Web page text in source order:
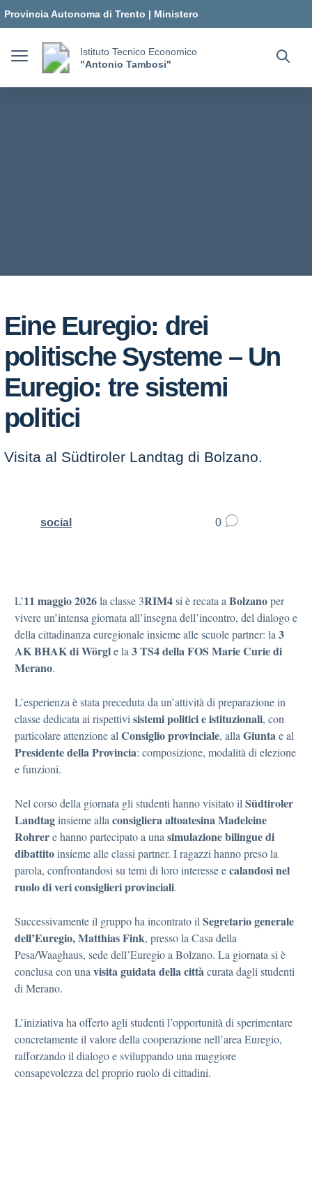
Provincia Autonoma di Trento | Ministero
dell'Istruzione e del Merito
Istituto Tecnico Economico
"Antonio Tambosi"
Eine Euregio: drei
politische Systeme – Un
Euregio: tre sistemi
politici
Visita al Südtiroler Landtag di Bolzano.
social 0
L’11 maggio 2026la classe 3RIM4si è recata a Bolzanoper
vivere un’intensa giornata all’insegna dell’incontro, del dialogo e
della cittadinanza euregionale insieme alle scuole partner: la 3
AK BHAK di Wörgle la 3 TS4 della FOS Marie Curie di
Merano.
L’esperienza è stata preceduta da un’attività di preparazione in
classe dedicata ai rispettivi sistemi politici e istituzionali, con
particolare attenzione al Consiglio provinciale, alla Giuntae al
Presidente della Provincia: composizione, modalità di elezione
e funzioni.
Nel corso della giornata gli studenti hanno visitato il Südtiroler
Landtaginsieme alla consigliera altoatesina Madeleine
Rohrere hanno partecipato a una simulazione bilingue di
dibattitoinsieme alle classi partner. I ragazzi hanno preso la
parola, confrontandosi su temi di loro interesse ecalandosi nel
ruolo di veri consiglieri provinciali.
Successivamente il gruppo ha incontrato il Segretario generale
dell’Euregio, Matthias Fink, presso la Casa della
Pesa/Waaghaus, sede dell’Euregio a Bolzano. La giornata si è
conclusa con una visita guidata della cittàcurata dagli studenti
di Merano.
L’iniziativa ha offerto agli studenti l’opportunità di sperimentare
concretamente il valore della cooperazione nell’area Euregio,
rafforzando il dialogo e sviluppando una maggiore
consapevolezza del proprio ruolo di cittadini.